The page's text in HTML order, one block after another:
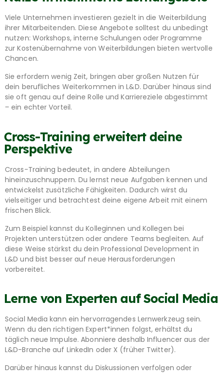
Viele Unternehmen investieren gezielt in die Weiterbildung
ihrer Mitarbeitenden. Diese Angebote solltest du unbedingt
nutzen: Workshops, interne Schulungen oder Programme
zur Kostenübernahme von Weiterbildungen bieten wertvolle
Chancen.
Sie erfordern wenig Zeit, bringen aber großen Nutzen für
dein berufliches Weiterkommen in L&D. Darüber hinaus sind
sie oft genau auf deine Rolle und Karriereziele abgestimmt
– ein echter Vorteil.
Cross-Training erweitert deine
Perspektive
Cross-Training bedeutet, in andere Abteilungen
hineinzuschnuppern. Du lernst neue Aufgaben kennen und
entwickelst zusätzliche Fähigkeiten. Dadurch wirst du
vielseitiger und betrachtest deine eigene Arbeit mit einem
frischen Blick.
Zum Beispiel kannst du Kolleginnen und Kollegen bei
Projekten unterstützen oder andere Teams begleiten. Auf
diese Weise stärkst du dein Professional Development in
L&D und bist besser auf neue Herausforderungen
vorbereitet.
Lerne von Experten auf Social Media
Social Media kann ein hervorragendes Lernwerkzeug sein.
Wenn du den richtigen Expert*innen folgst, erhältst du
täglich neue Impulse. Abonniere deshalb Influencer aus der
L&D-Branche auf LinkedIn oder X (früher Twitter).
Darüber hinaus kannst du Diskussionen verfolgen oder